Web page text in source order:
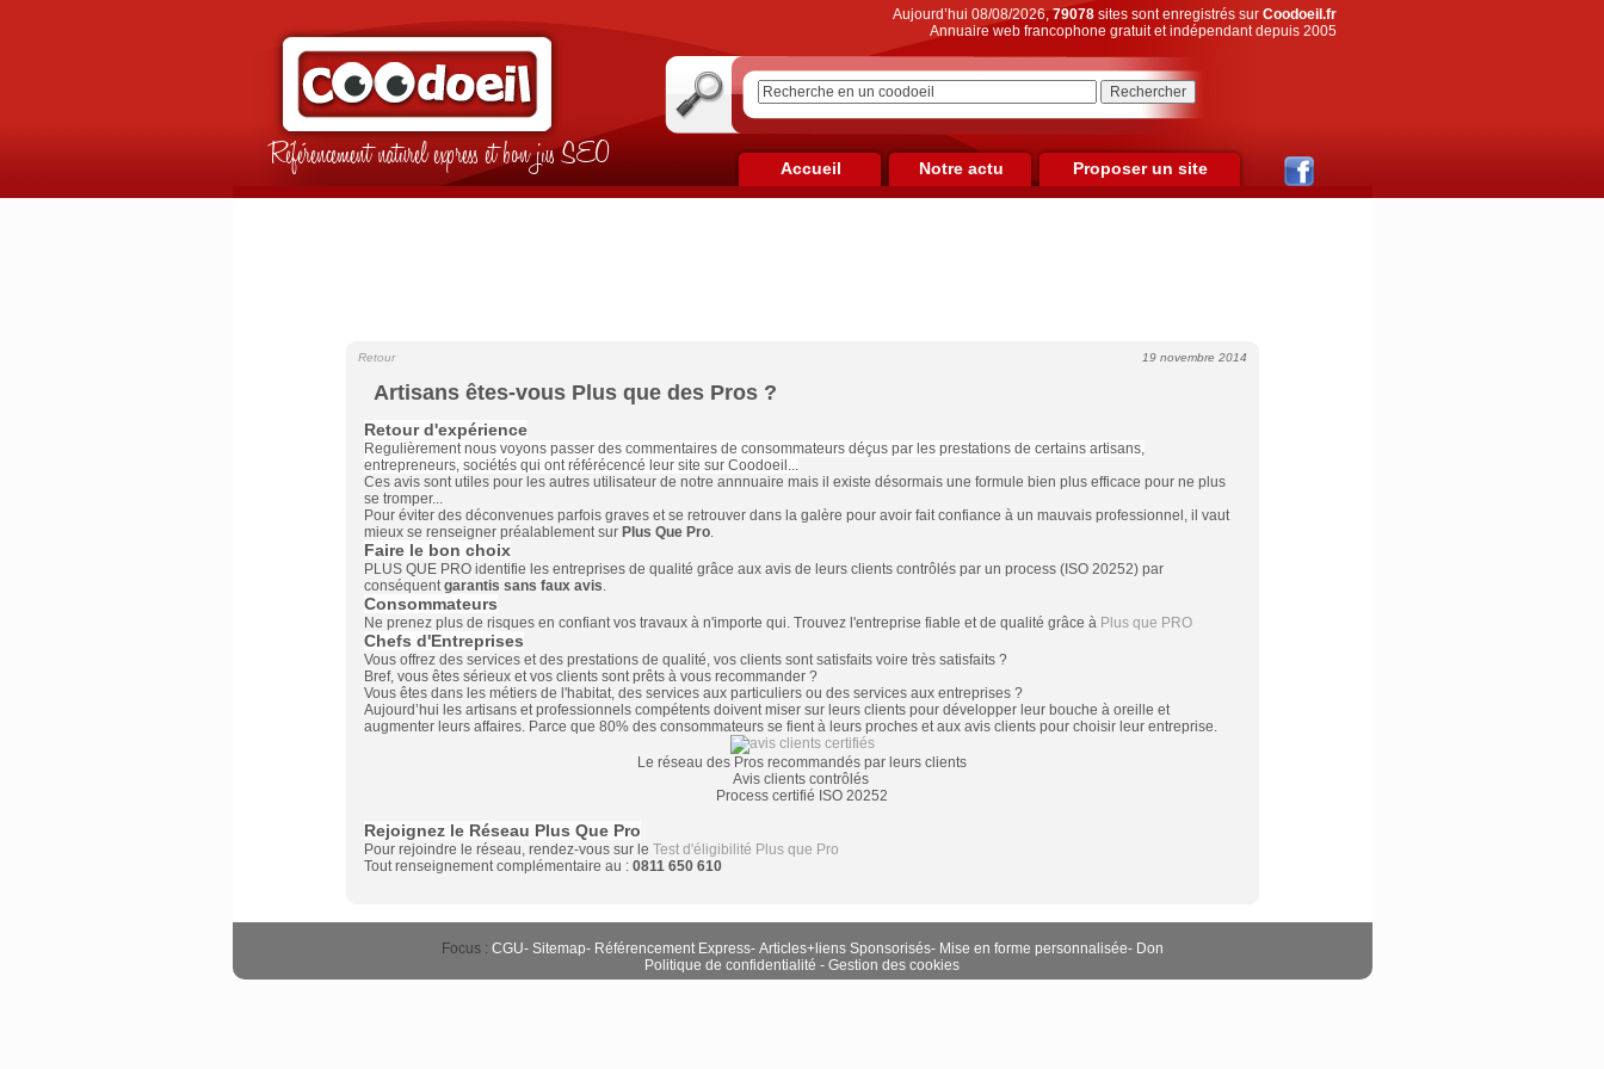
Référencement naturel express et bon jus SEO
Aujourd’hui 08/08/2026,79078sites sont enregistrés sur Coodoeil.fr
Annuaire web francophone gratuit et indépendant depuis 2005
Accueil Notre actu Proposer un site
Artisans êtes-vous Plus que des Pros ?
Retour 19 novembre 2014
Retour d'expérience
Regulièrement nous voyons passer des commentaires de consommateurs déçus par les prestations de certains artisans,
entrepreneurs, sociétés qui ont référécencé leur site sur Coodoeil...
Ces avis sont utiles pour les autres utilisateur de notre annnuaire mais il existe désormais une formule bien plus efficace pour ne plus
se tromper...
Pour éviter des déconvenues parfois graves et se retrouver dans la galère pour avoir fait confiance à un mauvais professionnel, il vaut
mieux se renseigner préalablement sur Plus Que Pro.
Faire le bon choix
PLUS QUE PRO identifie les entreprises de qualité grâce aux avis de leurs clients contrôlés par un process (ISO 20252) par
conséquentgarantis sans faux avis.
Consommateurs
Ne prenez plus de risques en confiant vos travaux à n'importe qui. Trouvez l'entreprise fiable et de qualité grâce à Plus que PRO
Chefs d'Entreprises
Vous offrez des services et des prestations de qualité, vos clients sont satisfaits voire très satisfaits ?
Bref, vous êtes sérieux et vos clients sont prêts à vous recommander ?
Vous êtes dans les métiers de l'habitat, des services aux particuliers ou des services aux entreprises ?
Aujourd’hui les artisans et professionnels compétents doivent miser sur leurs clients pour développer leur bouche à oreille et
augmenter leurs affaires. Parce que 80% des consommateurs se fient à leurs proches et aux avis clients pour choisir leur entreprise.
Le réseau des Pros recommandés par leurs clients
Avis clients contrôlés
Process certifié ISO 20252
Rejoignez le Réseau Plus Que Pro
Pour rejoindre le réseau, rendez-vous sur le Test d'éligibilité Plus que Pro
Tout renseignement complémentaire au : 0811 650 610
Focus : CGU- Sitemap- Référencement Express- Articles+liens Sponsorisés- Mise en forme personnalisée- Don
Politique de confidentialité - Gestion des cookies